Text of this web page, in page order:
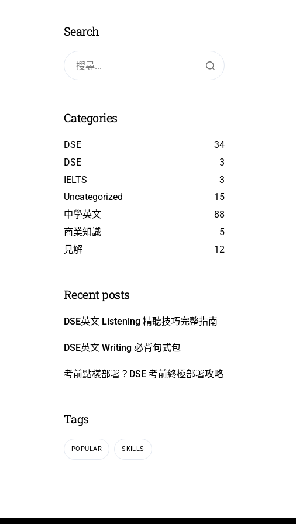
Search
Categories
DSE
34
DSE
3
IELTS
3
Uncategorized
15
中學英文
88
商業知識
5
見解
12
Recent posts
DSE英文 Listening 精聽技巧完整指南
DSE英文 Writing 必背句式包
考前點樣部署？DSE 考前終極部署攻略
Tags
POPULAR SKILLS